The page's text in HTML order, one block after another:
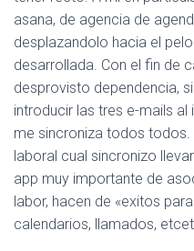
asana, de agencia de
desplazandolo hacia el
desarrollada. Con el fin de
desprovisto dependencia,
introducir las tres e-mails
me sincroniza todos
laboral cual sincronizo
app muy importante de
labor, hacen de «exitos
calendarios, llamados,